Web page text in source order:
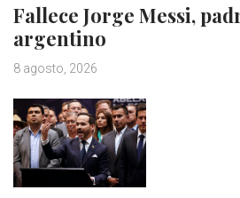
Fallece Jorge Messi,
argentino
8 agosto, 2026